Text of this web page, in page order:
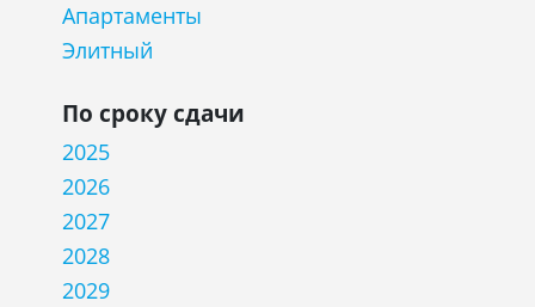
Апартаменты
Элитный
По сроку сдачи
2025
2026
2027
2028
2029